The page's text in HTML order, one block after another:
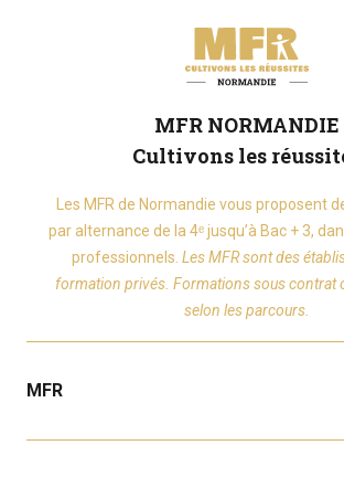
MFR NORMANDIE
Cultivons les
Les MFR de Normandie vous proposent
par alternance de la 4ᵉ jusqu’à Bac + 3,
professionnels. Les MFR sont des
formation privés. Formations sous contrat
selon les parcours.
MFR